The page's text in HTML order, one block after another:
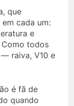
que
cada um:
e
todos
raiva, V10 e
é fã de
quando